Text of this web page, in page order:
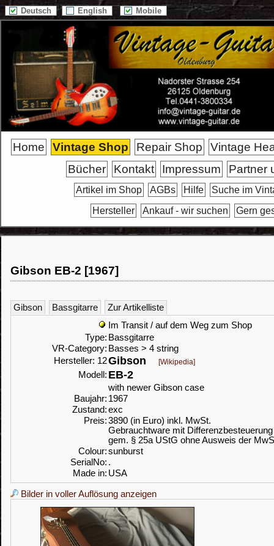
Deutsch English Mobile
Home Vintage Shop Repair Shop
Vintage
Bücher
Kontakt Impressum Partner
Artikel im Shop AGBs Hilfe
Suche im
Hersteller
Ankauf - wir suchen Gern
Gibson EB-2 [1967]
Gibson Bassgitarre
Zur Artikelliste
Im Transit / auf dem Weg zum Shop
Type: Bassgitarre
VR-Category: Basses > 4 string
Hersteller: 12Gibson [Wikipedia]
Modell: EB-2
with newer Gibson case
Baujahr: 1967
Zustand:exc
Preis:3890 (in Euro) inkl. MwSt.
Gebrauchtware mit Differenzbesteuerung
gem. § 25a UStG ohne Ausweis der
Colour:sunburst
SerialNo: .
Made in: USA
Bilder in voller Auflösung anzeigen